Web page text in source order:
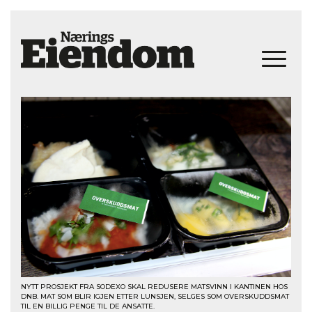
NYTT PROSJEKT FRA SODEXO SKAL REDUSERE MATSVINN I KANTINEN HOS
DNB. MAT SOM BLIR IGJEN ETTER LUNSJEN, SELGES SOM OVERSKUDDSMAT
TIL EN BILLIG PENGE TIL DE ANSATTE.